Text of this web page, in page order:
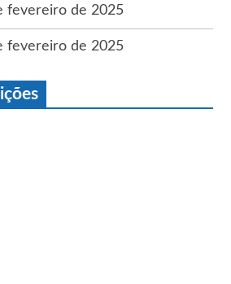
fevereiro de 2025
fevereiro de 2025